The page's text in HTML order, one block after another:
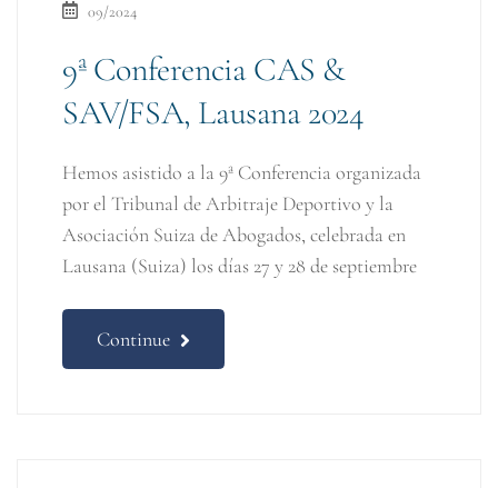
09/2024
9ª Conferencia CAS &
SAV/FSA, Lausana 2024
Hemos asistido a la 9ª Conferencia organizada
por el Tribunal de Arbitraje Deportivo y la
Asociación Suiza de Abogados, celebrada en
Lausana (Suiza) los días 27 y 28 de septiembre
Continue